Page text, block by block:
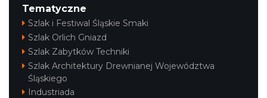
Tematyczne
Szlak i Festiwal Śląskie Smaki
Szlak Orlich Gniazd
Szlak Zabytków Techniki
Szlak Architektury Drewnianej Województwa
Śląskiego
Industriada